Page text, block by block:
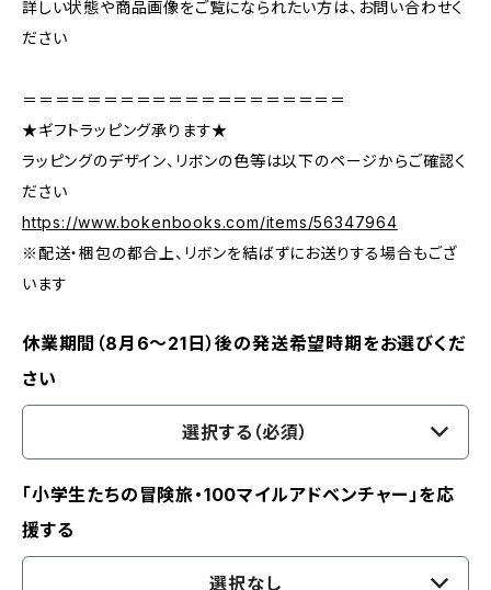
詳しい状態や商品画像をご覧になられたい方は、お問い合わせく
ださい
＝＝＝＝＝＝＝＝＝＝＝＝＝＝＝＝＝＝＝＝
★ギフトラッピング承ります★
ラッピングのデザイン、リボンの色等は以下のページからご確認く
ださい
https://www.bokenbooks.com/items/56347964
※配送・梱包の都合上、リボンを結ばずにお送りする場合もござ
います
休業期間（8月6〜21日）後の発送希望時期をお選びくだ
さい
選択する（必須）
「小学生たちの冒険旅・100マイルアドベンチャー」を応
援する
選択なし